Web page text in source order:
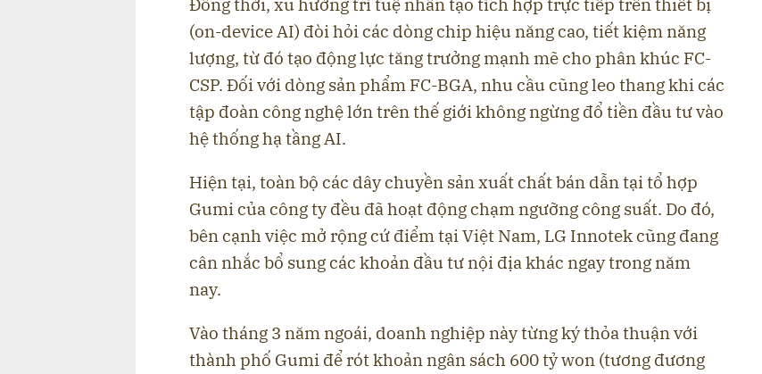
(on-device AI) đòi hỏi các dòng chip hiệu năng cao, tiết kiệm năng
lượng, từ đó tạo động lực tăng trưởng mạnh mẽ cho phân khúc FC-
CSP. Đối với dòng sản phẩm FC-BGA, nhu cầu cũng leo thang khi các
tập đoàn công nghệ lớn trên thế giới không ngừng đổ tiền đầu tư vào
hệ thống hạ tầng AI.
Hiện tại, toàn bộ các dây chuyền sản xuất chất bán dẫn tại tổ hợp
Gumi của công ty đều đã hoạt động chạm ngưỡng công suất. Do đó,
bên cạnh việc mở rộng cứ điểm tại Việt Nam, LG Innotek cũng đang
cân nhắc bổ sung các khoản đầu tư nội địa khác ngay trong năm
nay.
Vào tháng 3 năm ngoái, doanh nghiệp này từng ký thỏa thuận với
thành phố Gumi để rót khoản ngân sách 600 tỷ won (tương đương